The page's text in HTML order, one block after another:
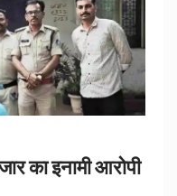
का इनामी आरोपी